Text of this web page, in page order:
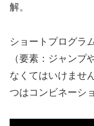
解。
ショートプログラ
（要素：ジャンプ
なくてはいけませ
つはコンビネーシ